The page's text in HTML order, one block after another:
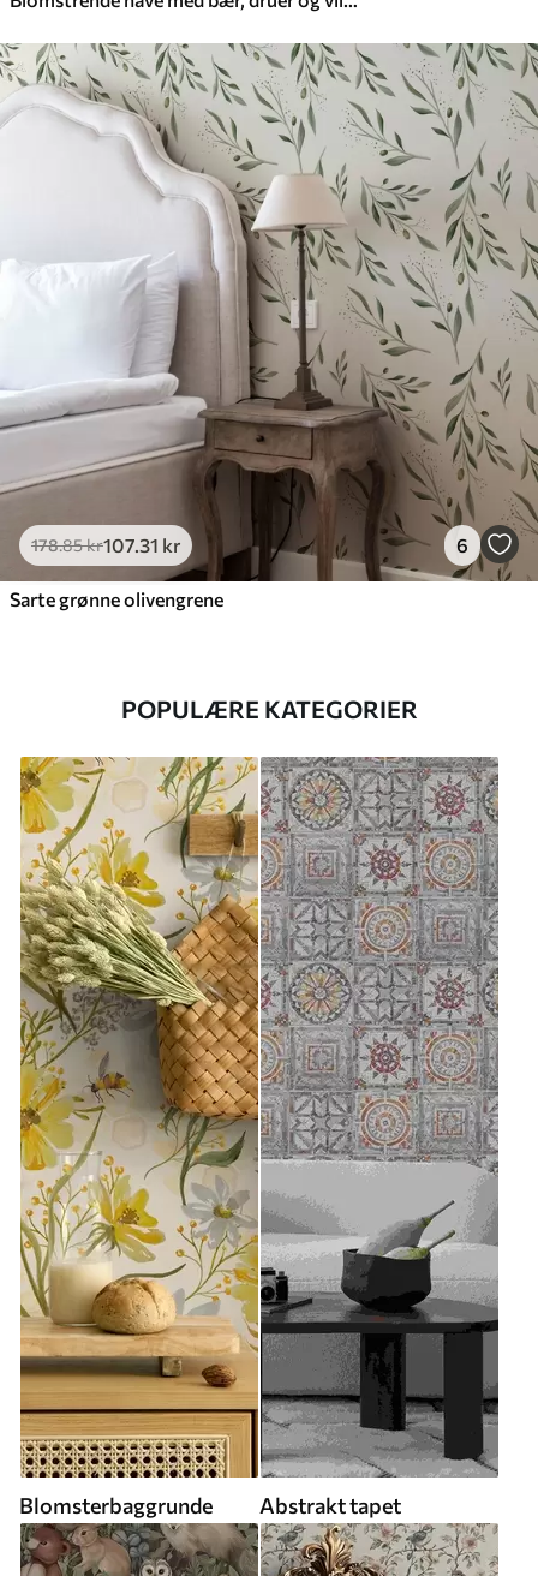
178.85kr107.31 kr 6
Sarte grønne olivengrene
POPULÆRE KATEGORIER
Blomsterbaggrunde Abstrakt tapet